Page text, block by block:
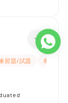
習題/試題
有耐性